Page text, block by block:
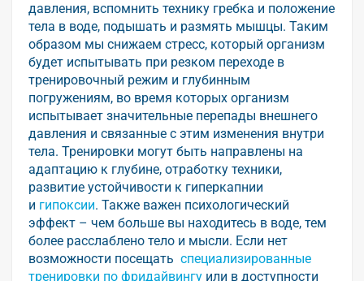
давления, вспомнить технику гребка и положение
тела в воде, подышать и размять мышцы. Таким
образом мы снижаем стресс, который организм
будет испытывать при резком переходе в
тренировочный режим и глубинным
погружениям, во время которых организм
испытывает значительные перепады внешнего
давления и связанные с этим изменения внутри
тела. Тренировки могут быть направлены на
адаптацию к глубине, отработку техники,
развитие устойчивости к гиперкапнии
и гипоксии. Также важен психологический
эффект – чем больше вы находитесь в воде, тем
более расслаблено тело и мысли. Если нет
возможности посещать специализированные
тренировки по фридайвингу или в доступности